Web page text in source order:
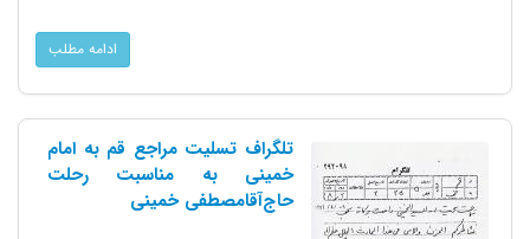
ادامه مطلب
تلگراف تسلیت مراجع قم به امام
خمینی به مناسبت رحلت
حاج‌آقامصطفی خمینی